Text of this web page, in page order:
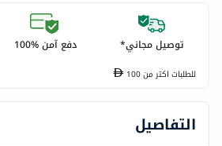
توصيل مجاني* دفع آمن %100
للطلبات اكتر من100
التفاصيل